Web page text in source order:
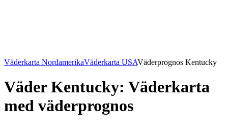
Väderkarta NordamerikaVäderkarta USAVäderprognos Kentucky
Väder Kentucky: Väderkarta
med väderprognos